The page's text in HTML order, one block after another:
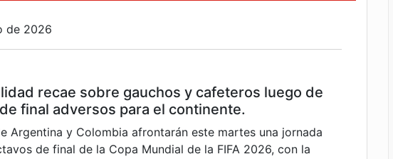
de 2026
recae sobre gauchos y cafeteros luego de
final adversos para el continente.
Argentina y Colombia afrontarán este martes una jornada
de final de la Copa Mundial de la FIFA 2026, con la